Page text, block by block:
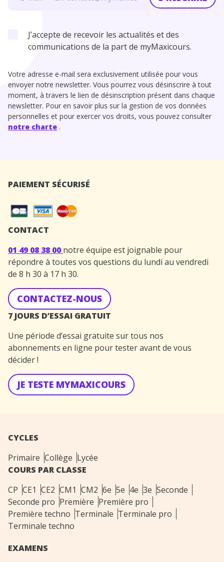
J’accepte de recevoir les actualités et des
communications de la part de myMaxicours.
Votre adresse e-mail sera exclusivement utilisée pour vous
envoyer notre newsletter. Vous pourrez vous désinscrire à tout
moment, à travers le lien de désinscription présent dans chaque
newsletter. Pour en savoir plus sur la gestion de vos données
personnelles et pour exercer vos droits, vous pouvez consulter
notre charte .
PAIEMENT SÉCURISÉ
CONTACT
01 49 08 38 00 notre équipe est joignable pour
répondre à toutes vos questions du lundi au vendredi
de 8 h 30 à 17 h 30.
CONTACTEZ-NOUS
7 JOURS D’ESSAI GRATUIT
Une période d’essai gratuite sur tous nos
abonnements en ligne pour tester avant de vous
décider !
JE TESTE MYMAXICOURS
CYCLES
Primaire Collège Lycée
COURS PAR CLASSE
CP CE1 CE2 CM1 CM2 6e 5e 4e 3e Seconde
Seconde pro Première Première pro
Première techno Terminale Terminale pro
Terminale techno
EXAMENS